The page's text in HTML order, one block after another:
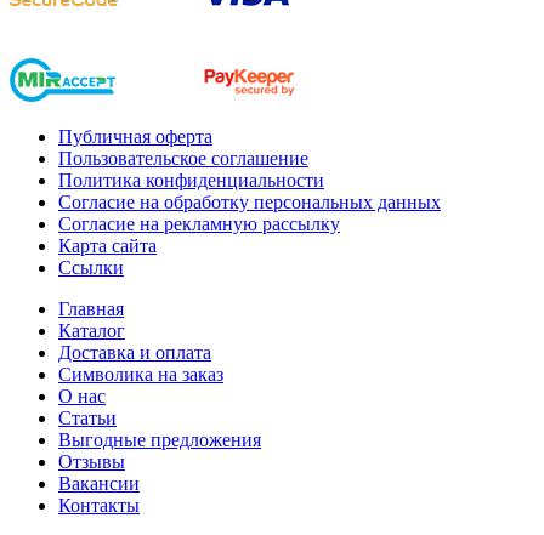
Публичная оферта
Пользовательское соглашение
Политика конфиденциальности
Согласие на обработку персональных данных
Согласие на рекламную рассылку
Карта сайта
Ссылки
Главная
Каталог
Доставка и оплата
Символика на заказ
О нас
Статьи
Выгодные предложения
Отзывы
Вакансии
Контакты